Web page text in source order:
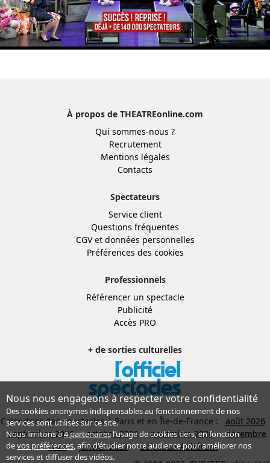
À propos de THEATREonline.com
Qui sommes-nous ?
Recrutement
Mentions légales
Contacts
Spectateurs
Service client
Questions fréquentes
CGVet données personnelles
Préférences des cookies
Professionnels
Référencer un spectacle
Publicité
Accès PRO
+ de sorties culturelles
Calendrier des spectacles à Paris et en Île-de-France :
août 2026
septembre 2026
octobre 2026 novembre 2026
décembre
2026
janvier 2027
Sélection Adhérent
Nous nous engageons à respecter votre confidentialité
Des cookies anonymes indispensables au fonctionnement de nos
services sont utilisés sur ce site.
Nous limitons à4 partenairesl’usage de cookies tiers, en fonction
devos préférences, afin d'étudier notre audience pour améliorer nos
services et diffuser des vidéos.